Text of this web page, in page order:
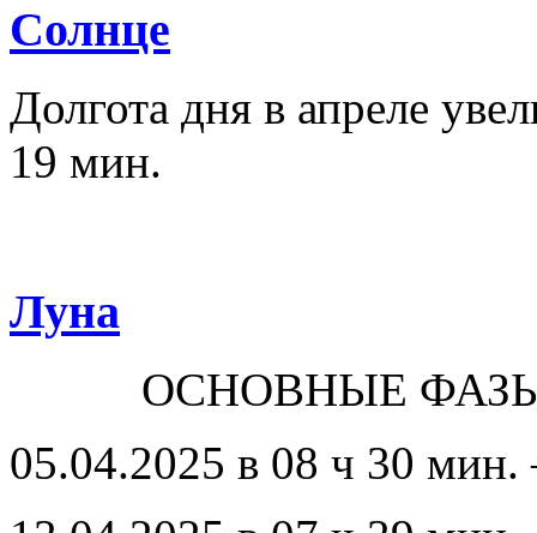
Солнце
Долгота дня в апреле
19 мин.
Луна
ОСНОВНЫЕ
05.04.2025 в 08 ч 30 мин.